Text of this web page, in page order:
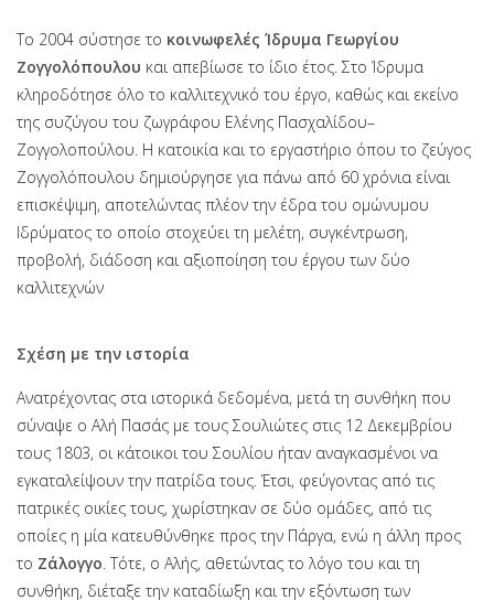
Το 2004 σύστησε το κοινωφελές Ίδρυμα Γεωργίου
Ζογγολόπουλου και απεβίωσε το ίδιο έτος. Στο Ίδρυμα
κληροδότησε όλο το καλλιτεχνικό του έργο, καθώς και εκείνο
της συζύγου του ζωγράφου Ελένης Πασχαλίδου–
Ζογγολοπούλου. Η κατοικία και το εργαστήριο όπου το ζεύγος
Ζογγολόπουλου δημιούργησε για πάνω από 60 χρόνια είναι
επισκέψιμη, αποτελώντας πλέον την έδρα του ομώνυμου
Ιδρύματος το οποίο στοχεύει τη μελέτη, συγκέντρωση,
προβολή, διάδοση και αξιοποίηση του έργου των δύο
καλλιτεχνών
Σχέση με την ιστορία
Ανατρέχοντας στα ιστορικά δεδομένα, μετά τη συνθήκη που
σύναψε ο Αλή Πασάς με τους Σουλιώτες στις 12 Δεκεμβρίου
τους 1803, οι κάτοικοι του Σουλίου ήταν αναγκασμένοι να
εγκαταλείψουν την πατρίδα τους. Έτσι, φεύγοντας από τις
πατρικές οικίες τους, χωρίστηκαν σε δύο ομάδες, από τις
οποίες η μία κατευθύνθηκε προς την Πάργα, ενώ η άλλη προς
το Ζάλογγο. Τότε, ο Αλής, αθετώντας το λόγο του και τη
συνθήκη, διέταξε την καταδίωξη και την εξόντωση των